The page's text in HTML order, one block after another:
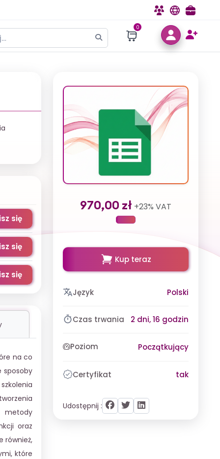
SzkoleniaE-learning
0
się
się
się
na co
sposoby
metody
oraz
również,
które
970,00 zł +23% VAT
Kup teraz
Język Polski
Czas trwania 2 dni, 16 godzin
Poziom Początkujący
Certyfikat tak
Udostępnij :